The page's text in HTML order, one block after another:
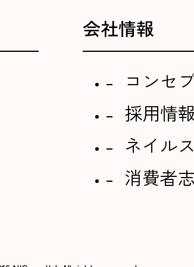
会社情報
コンセ
採用情
ネイル
消費者